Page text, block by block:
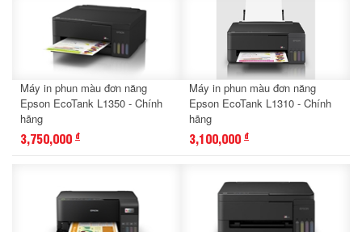
Máy in phun màu đơn năng
Epson EcoTank L1350 - Chính
hãng
3,750,000 đ
Máy in phun màu đơn năng
Epson EcoTank L1310 - Chính
hãng
3,100,000 đ